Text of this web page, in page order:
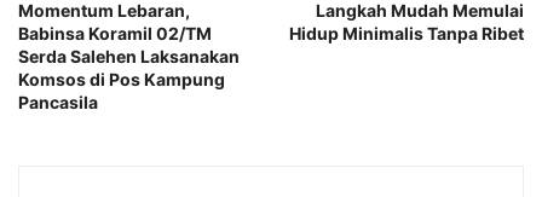
Momentum Lebaran,
Babinsa Koramil 02/TM
Serda Salehen Laksanakan
Komsos di Pos Kampung
Pancasila
Langkah Mudah Memulai
Hidup Minimalis Tanpa Ribet